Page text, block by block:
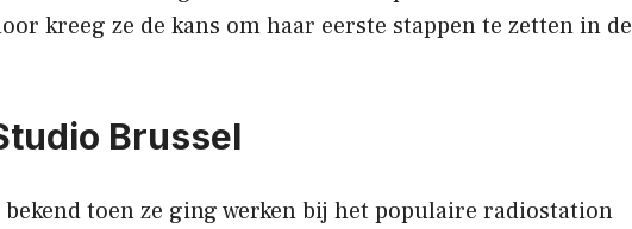
kreeg ze de kans om haar eerste stappen te zetten in de
Brussel
bekend toen ze ging werken bij het populaire radiostation